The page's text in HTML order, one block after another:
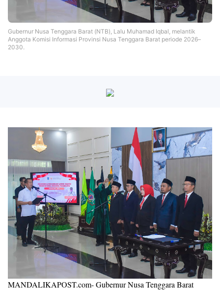
Gubernur Nusa Tenggara Barat (NTB), Lalu Muhamad Iqbal, melantik
Anggota Komisi Informasi Provinsi Nusa Tenggara Barat periode 2026–
2030.
MANDALIKAPOST.com- Gubernur Nusa Tenggara Barat